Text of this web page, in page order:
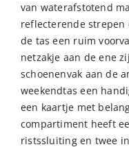
van waterafstotend
reflecterende strepen
de tas een ruim
netzakje aan de ene
schoenenvak aan de
weekendtas een
een kaartje met
compartiment heeft
ristssluiting en twee